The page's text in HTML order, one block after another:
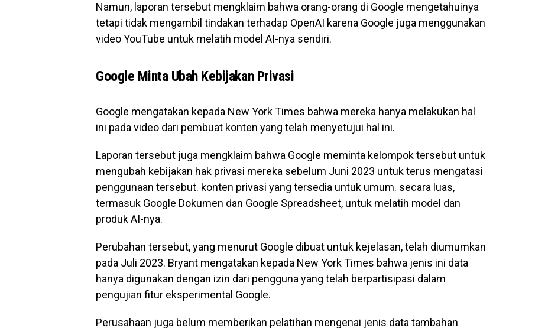
Namun, laporan tersebut mengklaim bahwa orang-orang di Google mengetahuinya
tetapi tidak mengambil tindakan terhadap OpenAI karena Google juga menggunakan
video YouTube untuk melatih model AI-nya sendiri.
Google Minta Ubah Kebijakan Privasi
Google mengatakan kepada New York Times bahwa mereka hanya melakukan hal
ini pada video dari pembuat konten yang telah menyetujui hal ini.
Laporan tersebut juga mengklaim bahwa Google meminta kelompok tersebut untuk
mengubah kebijakan hak privasi mereka sebelum Juni 2023 untuk terus mengatasi
penggunaan tersebut. konten privasi yang tersedia untuk umum. secara luas,
termasuk Google Dokumen dan Google Spreadsheet, untuk melatih model dan
produk AI-nya.
Perubahan tersebut, yang menurut Google dibuat untuk kejelasan, telah diumumkan
pada Juli 2023. Bryant mengatakan kepada New York Times bahwa jenis ini data
hanya digunakan dengan izin dari pengguna yang telah berpartisipasi dalam
pengujian fitur eksperimental Google.
Perusahaan juga belum memberikan pelatihan mengenai jenis data tambahan